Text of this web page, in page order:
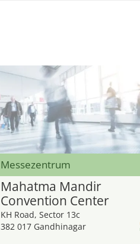
Messezentrum
Mahatma Mandir
Convention Center
KH Road, Sector 13c
382 017 Gandhinagar